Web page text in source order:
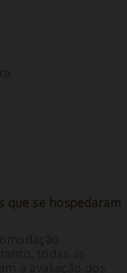
que se hospedaram
todas as
a avaliação dos